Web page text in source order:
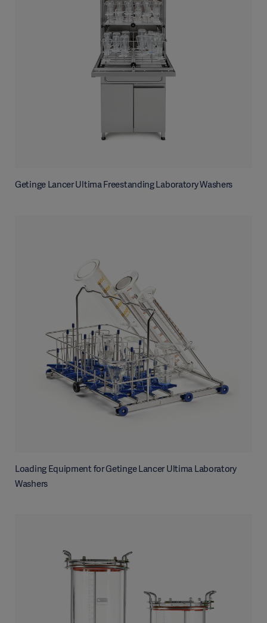
Getinge Lancer Ultima Freestanding Laboratory Washers
Loading Equipment for Getinge Lancer Ultima Laboratory
Washers